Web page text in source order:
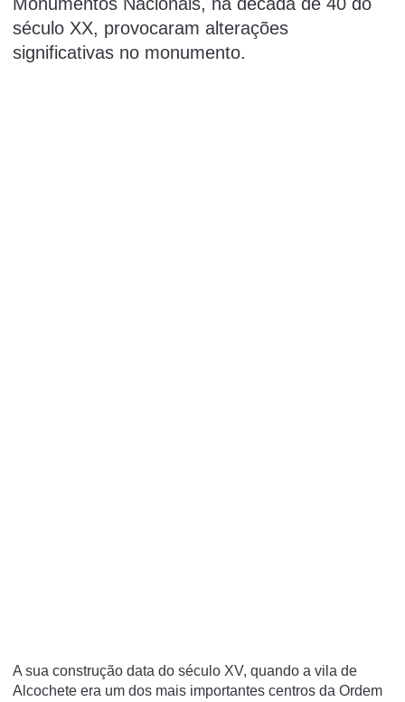
século XX, provocaram alterações
significativas no monumento.
A sua construção data do século XV, quando a vila de
Alcochete era um dos mais importantes centros da Ordem